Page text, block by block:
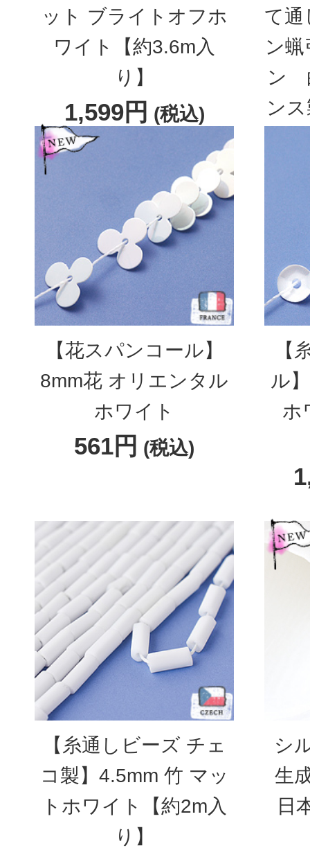
ット ブライトオフホ
ワイト【約3.6m入
り】
1,599円 (税込)
て
ン
ン
ン
【花スパンコール】
8mm花 オリエンタル
ホワイト
561円 (税込)
【
ル
ホ
【糸通しビーズ チェ
コ製】4.5mm 竹 マッ
トホワイト【約2m入
り】
シ
生
日